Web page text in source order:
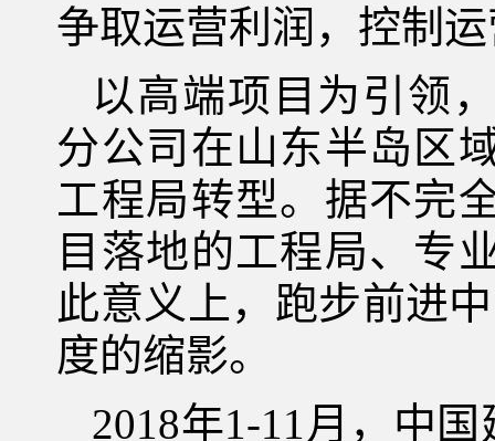
争取运营利润，控制
以高端项目为引领
分公司在山东半岛区
工程局转型。据不完
目落地的工程局、专
此意义上，跑步前进
度的缩影。
2018年1-11月，中